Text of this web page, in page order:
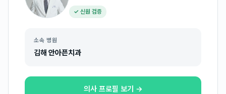
✓ 신원 검증
소속 병원
김해 안아픈치과
의사 프로필 보기 →